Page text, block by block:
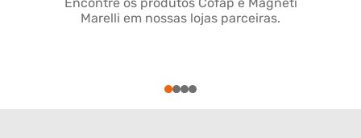
Encontre os produtos Cofap e Magneti
Marelli em nossas lojas parceiras.
1234